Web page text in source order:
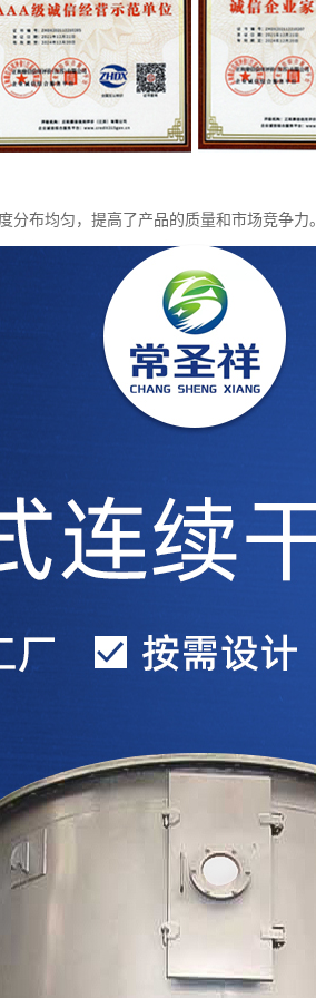
分布均匀，提高了产品的质量和市场竞争力